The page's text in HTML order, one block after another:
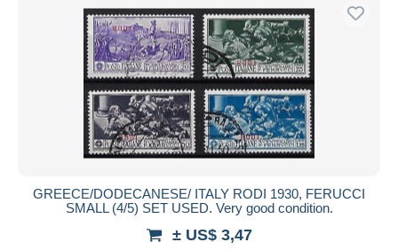
GREECE/DODECANESE/ ITALY RODI 1930, FERUCCI
SMALL (4/5) SET USED. Very good condition.
± US$ 3,47